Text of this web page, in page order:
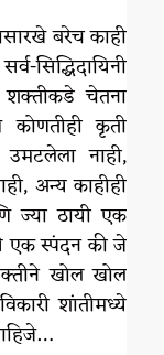
बरेच काही
शक्तीकडे चेतना
कृती
नाही,
अन्य काहीही
ठायी एक
एक स्पंदन की जे
खोल खोल
शांतीमध्ये